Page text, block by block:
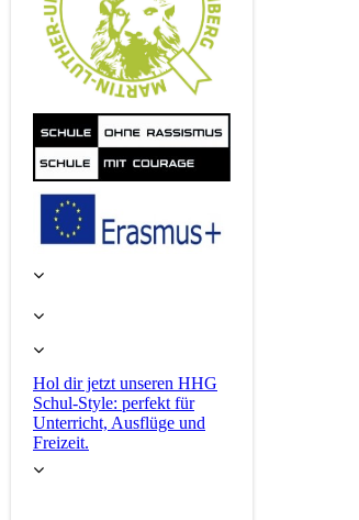
Hol dir jetzt unseren HHG
Schul-Style: perfekt für
Unterricht, Ausflüge und
Freizeit.